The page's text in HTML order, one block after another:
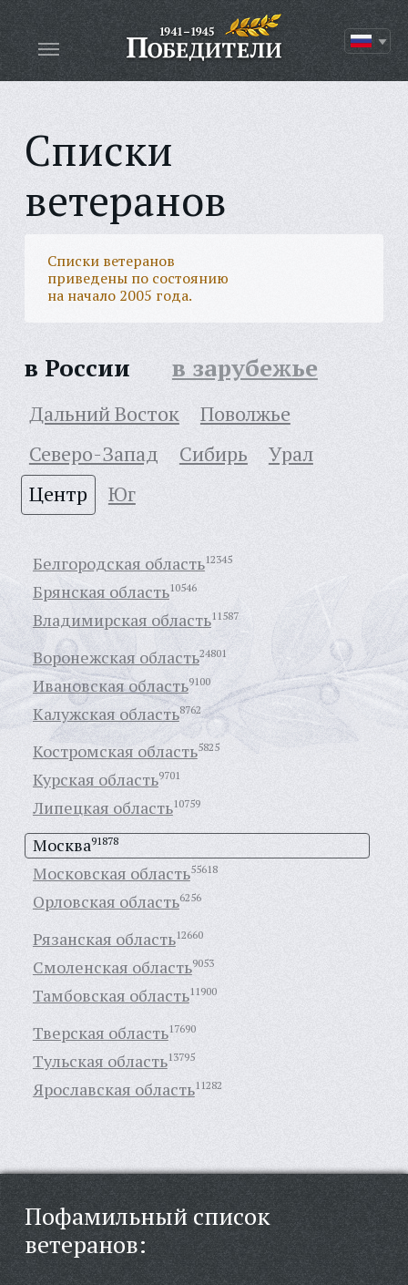
Списки
ветеранов
Списки ветеранов
приведены по состоянию
на начало 2005 года.
в России в зарубежье
Дальний Восток
Поволжье
Северо-Запад
Сибирь
Урал
Центр
Юг
Белгородская область12345
Брянская область10546
Владимирская область11587
Воронежская область24801
Ивановская область9100
Калужская область8762
Костромская область5825
Курская область9701
Липецкая область10759
Москва91878
Московская область55618
Орловская область6256
Рязанская область12660
Смоленская область9053
Тамбовская область11900
Тверская область17690
Тульская область13795
Ярославская область11282
Пофамильный список
ветеранов: